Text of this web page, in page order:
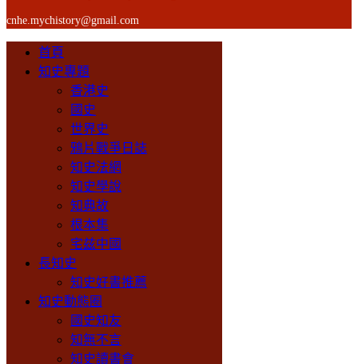
cnhe.mychistory@gmail.com
首頁
知史專題
香港史
國史
世界史
鴉片戰爭日誌
知史法網
知史學說
知典故
根本集
宅兹中國
長知史
知史好書推薦
知史動態圈
國史知友
知無不言
知史讀書會